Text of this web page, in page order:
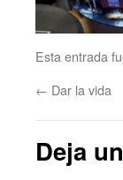
Esta entrada
← Dar la vida
Deja